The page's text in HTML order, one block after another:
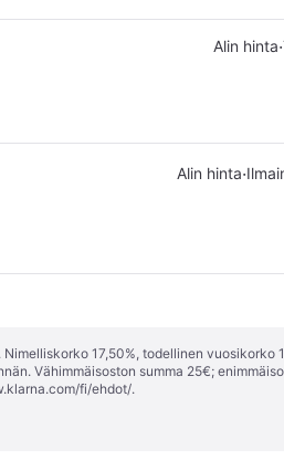
Alin hinta·
Alin hinta·
17,50%, todellinen
Vähimmäisoston summa 25€;
fi/ehdot/.